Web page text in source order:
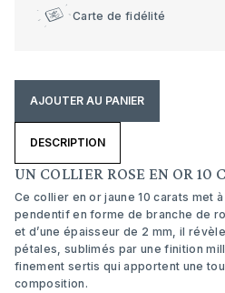
Carte de fidélité
AJOUTER AU PANIER
DESCRIPTION
UN COLLIER ROSE EN OR 10
Ce collier en or jaune 10 carats met
pendentif en forme de branche de
et d’une épaisseur de 2 mm, il
pétales, sublimés par une finition
finement sertis qui apportent une
composition.